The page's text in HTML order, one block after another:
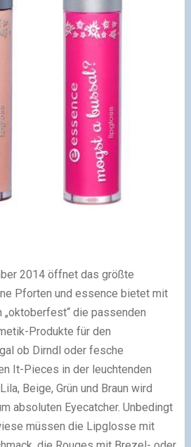
2014 öffnet das größte
Pforten und essence bietet mit
die passenden
Produkte für den
ob Dirndl oder fesche
It-Pieces in der leuchtenden
Beige, Grün und Braun wird
absoluten Eyecatcher. Unbedingt
müssen die Lipglosse mit